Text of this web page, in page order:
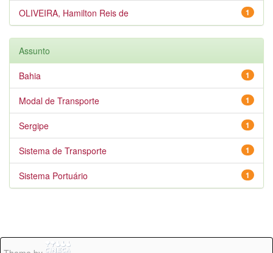
1
OLIVEIRA, Hamilton Reis de
Assunto
1
Bahia
1
Modal de Transporte
1
Sergipe
1
Sistema de Transporte
1
Sistema Portuário